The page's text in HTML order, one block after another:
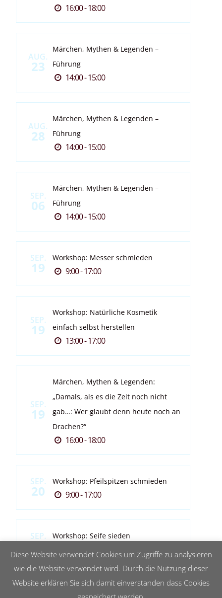
16:00 - 18:00
AUG.
23
Märchen, Mythen & Legenden –
Führung
14:00 - 15:00
AUG.
28
Märchen, Mythen & Legenden –
Führung
14:00 - 15:00
SEP.
06
Märchen, Mythen & Legenden –
Führung
14:00 - 15:00
SEP.
19
Workshop: Messer schmieden
9:00 - 17:00
SEP.
19
Workshop: Natürliche Kosmetik
einfach selbst herstellen
13:00 - 17:00
SEP.
19
Märchen, Mythen & Legenden:
„Damals, als es die Zeit noch nicht
gab…: Wer glaubt denn heute noch an
Drachen?“
16:00 - 18:00
SEP.
20
Workshop: Pfeilspitzen schmieden
9:00 - 17:00
SEP.
20
Workshop: Seife sieden
13:00 - 17:00
Diese Website verwendet Cookies um Zugriffe zu analysieren
wie die Website verwendet wird. Durch die Nutzung dieser
Website erklären Sie sich damit einverstanden dass Cookies